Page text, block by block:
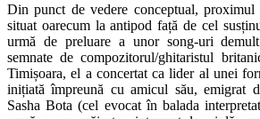
Din punct de vedere conceptual,
situat oarecum la antipod față de cel
urmă de preluare a unor song-uri
semnate de compozitorul/ghitaristul
Timișoara, el a concertat ca lider al unei
inițiată împreună cu amicul său, emigrat
Sasha Bota (cel evocat în balada